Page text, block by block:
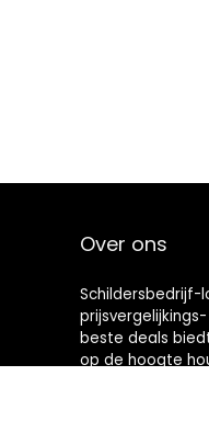
Over ons
Schildersbedrijf-
beste deals
op de hoogte